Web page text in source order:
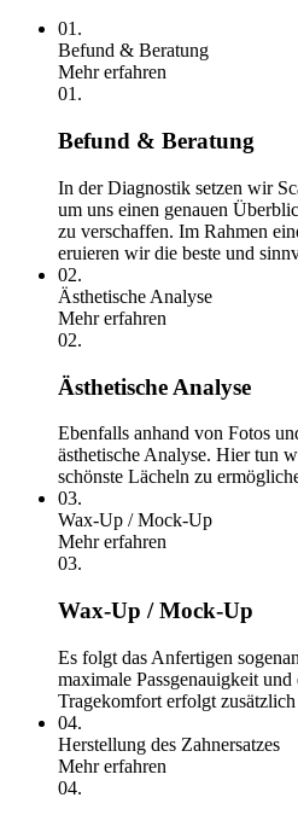
01.
Befund & Beratung
Mehr erfahren
01.
Befund & Beratung
In der Diagnostik setzen wir
um uns einen genauen
zu verschaffen. Im Rahmen
eruieren wir die beste und
02.
Ästhetische Analyse
Mehr erfahren
02.
Ästhetische Analyse
Ebenfalls anhand von Fotos
ästhetische Analyse. Hier tun
schönste Lächeln zu
03.
Wax-Up / Mock-Up
Mehr erfahren
03.
Wax-Up / Mock-Up
Es folgt das Anfertigen
maximale Passgenauigkeit
Tragekomfort erfolgt
04.
Herstellung des Zahnersatzes
Mehr erfahren
04.